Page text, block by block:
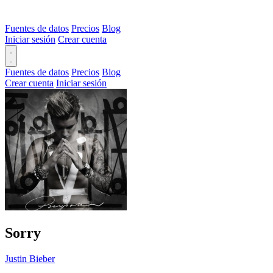
Fuentes de datos Precios Blog
Iniciar sesión Crear cuenta
Fuentes de datos Precios Blog
Crear cuenta Iniciar sesión
Sorry
Justin Bieber